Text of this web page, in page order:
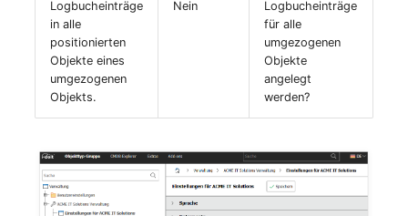
Notfallplanzuweisung
Objektbild
Organisation
PDU
Personen
Virtueller Host
Virtueller Server
VoIP-Telefon
VRRP
VRRP/HSRP Cluster
Logbucheinträge
in alle
positionierten
Objekte eines
umgezogenen
Objekts.
Nein
Logbucheinträge
für alle
umgezogenen
Objekte
angelegt
werden?